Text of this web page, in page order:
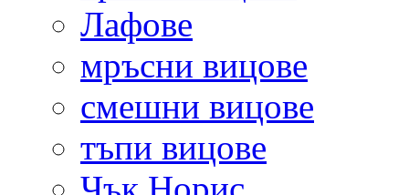
Лафове
мръсни вицове
смешни вицове
тъпи вицове